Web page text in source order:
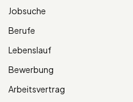
Jobsuche
Berufe
Lebenslauf
Bewerbung
Arbeitsvertrag